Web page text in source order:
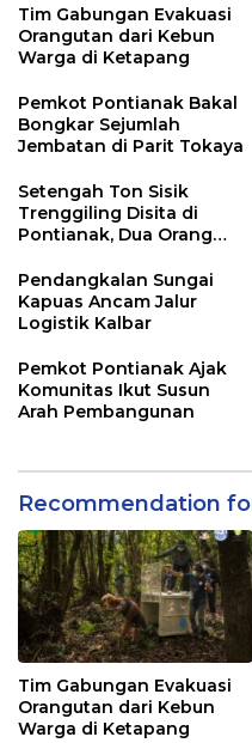
Tim Gabungan Evakuasi
Orangutan dari Kebun
Warga di Ketapang
Pemkot Pontianak Bakal
Bongkar Sejumlah
Jembatan di Parit Tokaya
Setengah Ton Sisik
Trenggiling Disita di
Pontianak, Dua Orang
Pendangkalan Sungai
Kapuas Ancam Jalur
Logistik Kalbar
Pemkot Pontianak Ajak
Komunitas Ikut Susun
Arah Pembangunan
Recommendation
Tim Gabungan Evakuasi
Orangutan dari Kebun
Warga di Ketapang